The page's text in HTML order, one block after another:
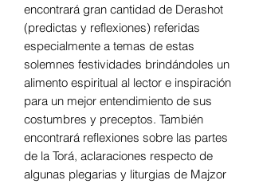
encontrará gran cantidad de Derashot
(predictas y reflexiones) referidas
especialmente a temas de estas
solemnes festividades brindándoles un
alimento espiritual al lector e inspiración
para un mejor entendimiento de sus
costumbres y preceptos. También
encontrará reflexiones sobre las partes
de la Torá, aclaraciones respecto de
algunas plegarias y liturgias de Majzor